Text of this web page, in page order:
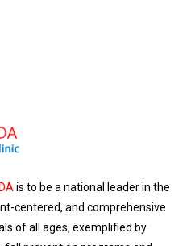
is to be a national leader in the
centered, and comprehensive
of all ages, exemplified by